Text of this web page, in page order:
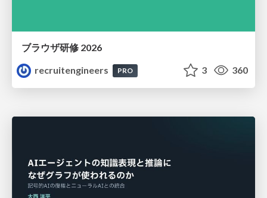
ブラウザ研修 2026
recruitengineers
PRO 3 360